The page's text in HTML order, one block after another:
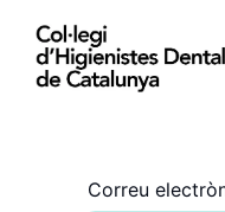
Correu